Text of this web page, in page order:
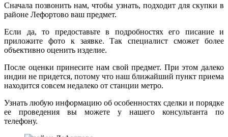
Сначала позвонить нам, чтобы узнать, подходит для скупки в
районе Лефортово ваш предмет.
Если да, то предоставьте в подробностях его писание и
приложите фото к заявке. Так специалист сможет более
объективно оценить изделие.
После оценки принесите нам свой предмет. При этом далеко
индии не придется, потому что наш ближайший пункт приема
находится совсем недалеко от станции метро.
Узнать любую информацию об особенностях сделки и порядке
ее проведения вы можете у нашего консультанта по
телефону.